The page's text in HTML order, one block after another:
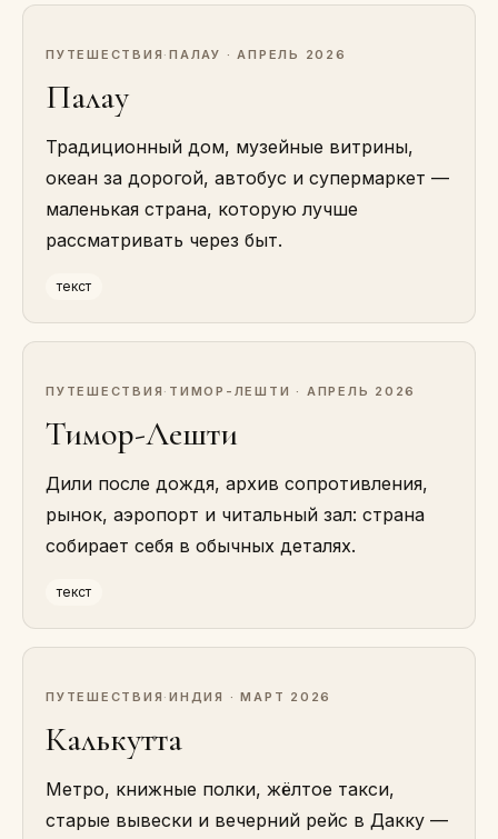
ПУТЕШЕСТВИЯ ·ПАЛАУ · АПРЕЛЬ 2026
Палау
Традиционный дом, музейные витрины,
океан за дорогой, автобус и супермаркет —
маленькая страна, которую лучше
рассматривать через быт.
текст
ПУТЕШЕСТВИЯ · ТИМОР-ЛЕШТИ · АПРЕЛЬ 2026
Тимор-Лешти
Дили после дождя, архив сопротивления,
рынок, аэропорт и читальный зал: страна
собирает себя в обычных деталях.
текст
ПУТЕШЕСТВИЯ ·ИНДИЯ · МАРТ 2026
Калькутта
Метро, книжные полки, жёлтое такси,
старые вывески и вечерний рейс в Дакку —